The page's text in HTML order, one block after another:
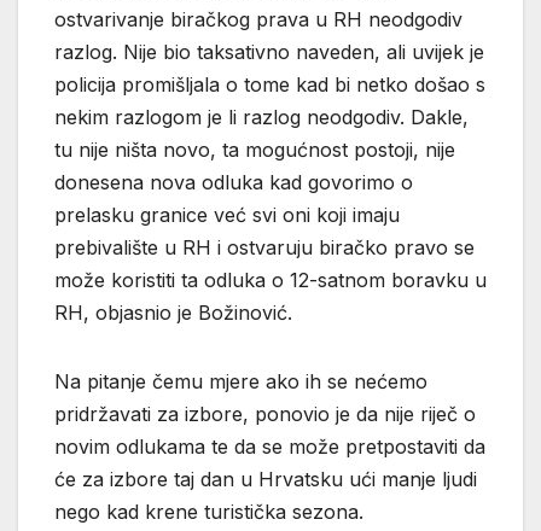
ostvarivanje biračkog prava u RH neodgodiv
razlog. Nije bio taksativno naveden, ali uvijek je
policija promišljala o tome kad bi netko došao s
nekim razlogom je li razlog neodgodiv. Dakle,
tu nije ništa novo, ta mogućnost postoji, nije
donesena nova odluka kad govorimo o
prelasku granice već svi oni koji imaju
prebivalište u RH i ostvaruju biračko pravo se
može koristiti ta odluka o 12-satnom boravku u
RH, objasnio je Božinović.
Na pitanje čemu mjere ako ih se nećemo
pridržavati za izbore, ponovio je da nije riječ o
novim odlukama te da se može pretpostaviti da
će za izbore taj dan u Hrvatsku ući manje ljudi
nego kad krene turistička sezona.